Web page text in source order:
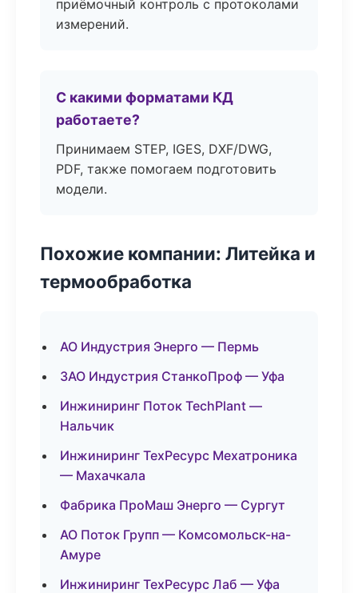
приёмочный контроль с протоколами
измерений.
С какими форматами КД
работаете?
Принимаем STEP, IGES, DXF/DWG,
PDF, также помогаем подготовить
модели.
Похожие компании: Литейка и
термообработка
АО Индустрия Энерго — Пермь
ЗАО Индустрия СтанкоПроф — Уфа
Инжиниринг Поток TechPlant —
Нальчик
Инжиниринг ТехРесурс Мехатроника
— Махачкала
Фабрика ПроМаш Энерго — Сургут
АО Поток Групп — Комсомольск-на-
Амуре
Инжиниринг ТехРесурс Лаб — Уфа